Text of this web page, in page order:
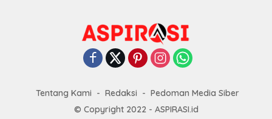
Tentang Kami Redaksi
Pedoman Media Siber
© Copyright 2022 - ASPIRASI.id